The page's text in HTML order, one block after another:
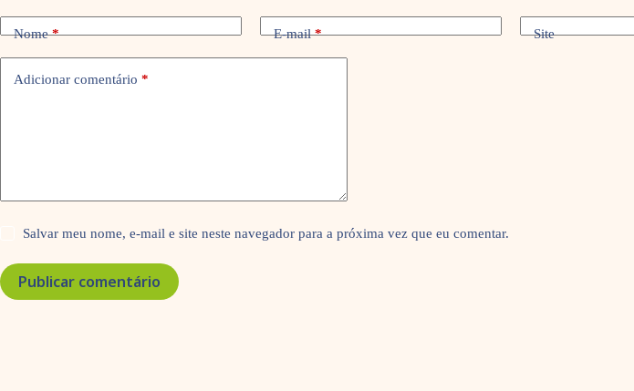
Nome* E-mail* Site
Adicionar comentário *
Salvar meu nome, e-mail e site neste navegador para a próxima vez que eu comentar.
Publicar comentário